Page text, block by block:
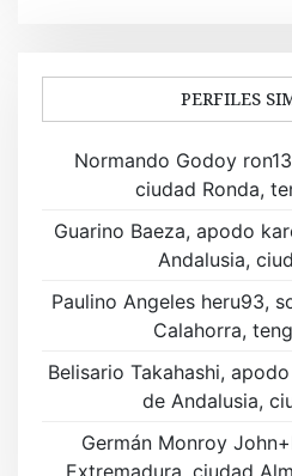
ó
n
e
PERFILES
Normando Godoy
ciudad Ronda,
Guarino Baeza, apodo
Andalusia,
Paulino Angeles heru93,
Calahorra,
Belisario Takahashi,
de Andalusia,
Germán Monroy